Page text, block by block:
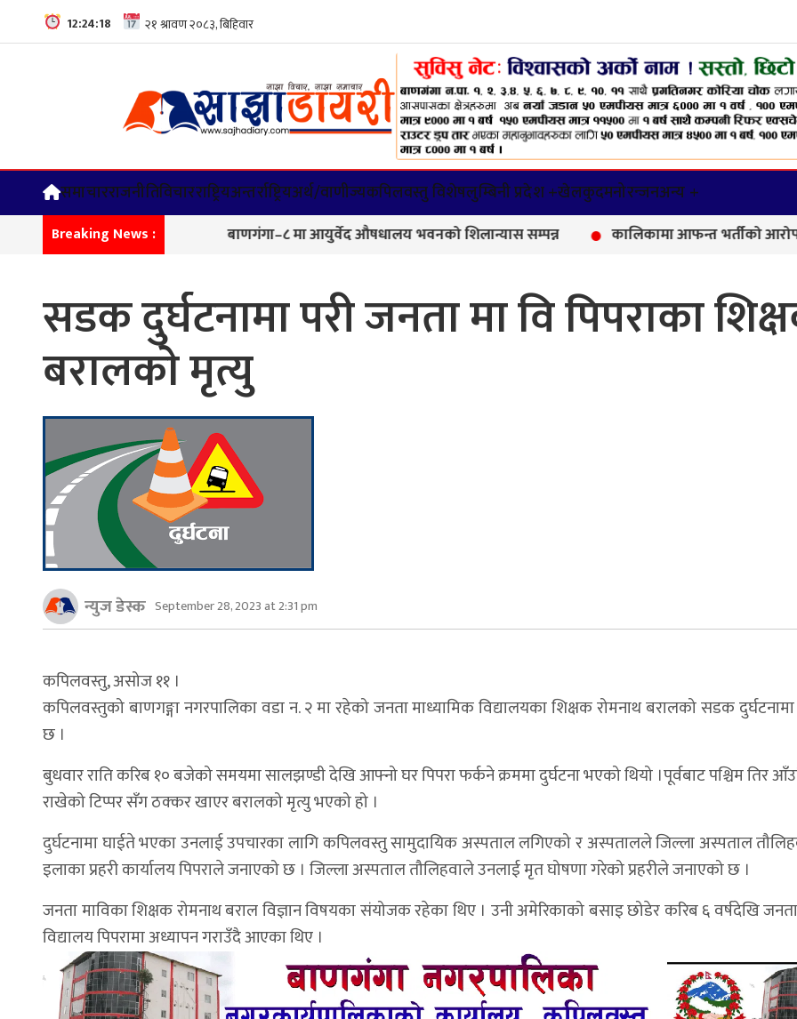
12:24:18
समाचारराजनीतिविचारराष्ट्रियअन्तर्राष्ट्रियअर्थ/वाणीज्यकपिलवस्तु विशेषलुम्बिनी प्रदेश +खेलकुदमनोरन्जनअन्य +
Breaking News : बाणगंगा–८ मा आयुर्वेद औषधालय भवनको शिलान्यास सम्पन्न कालिकामा आफन्त भर्तीको आरोप,
सडक दुर्घटनामा परी जनता मा वि पिपराका
बरालकाे मृत्यु
न्युज डेस्क September 28, 2023 at 2:31 pm
कपिलवस्तु, असोज ११ ।
कपिलवस्तुको बाणगङ्गा नगरपालिका वडा न. २ मा रहेको जनता माध्यामिक विद्यालयका शिक्षक रोमनाथ बरालको सडक
छ ।
बुधवार राति करिब १० बजेको समयमा सालझण्डी देखि आफ्नो घर पिपरा फर्कने क्रममा दुर्घटना भएको थियो ।पूर्वबाट पश्चिम तिर
राखेको टिप्पर सँग ठक्कर खाएर बरालको मृत्यु भएको हो ।
दुर्घटनामा घाईते भएका उनलाई उपचारका लागि कपिलवस्तु सामुदायिक अस्पताल लगिएको र अस्पतालले जिल्ला अस्पताल
इलाका प्रहरी कार्यालय पिपराले जनाएको छ । जिल्ला अस्पताल तौलिहवाले उनलाई मृत घोषणा गरेको प्रहरीले जनाएको छ ।
जनता माविका शिक्षक रोमनाथ बराल विज्ञान विषयका संयोजक रहेका थिए । उनी अमेरिकाको बसाइ छोडेर करिब ६ वर्षदेखि
विद्यालय पिपरामा अध्यापन गराउँदै आएका थिए ।